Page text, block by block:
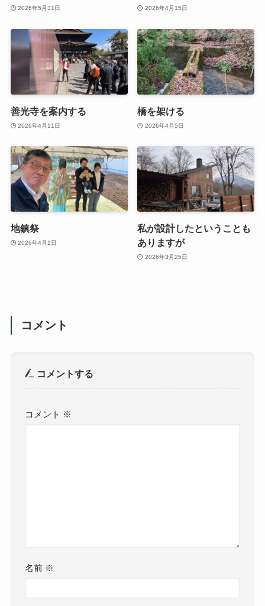
2026年5月31日 2026年4月15日
善光寺を案内する
2026年4月11日
橋を架ける
2026年4月5日
地鎮祭
2026年4月1日
私が設計したということも
ありますが
2026年3月25日
コメント
コメントする
コメント ※
名前 ※